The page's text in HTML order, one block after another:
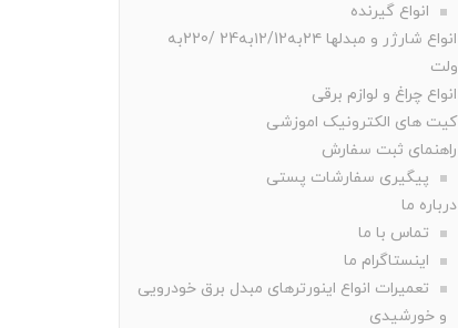
انواع گیرنده
انواع شارژر و مبدلها ۲۴به۱۲/12به24 /220به
انواع چراغ و لوازم برقی
کیت های الکترونیک اموزشی
راهنمای ثبت سفارش
پیگیری سفارشات پستی
درباره ما
تماس با ما
اینستاگرام ما
تعمیرات انواع اینورترهای مبدل برق خودرویی
و خورشیدی